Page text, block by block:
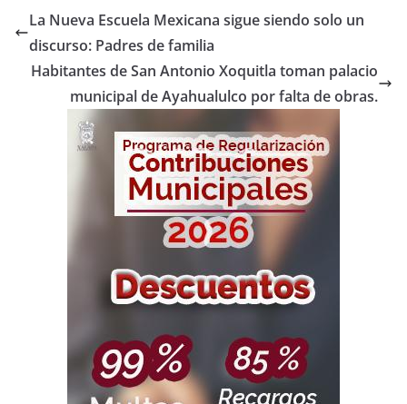
La Nueva Escuela Mexicana sigue siendo solo un
discurso: Padres de familia
Habitantes de San Antonio Xoquitla toman palacio
municipal de Ayahualulco por falta de obras.